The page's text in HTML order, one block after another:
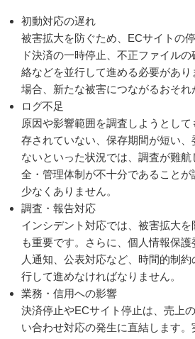
初動対応の遅れ
被害拡大を防ぐため、ECサイトの
ド決済の一時停止、不正ファイル
絡などを並行して進める必要があり
場合、新たな被害につながるおそれ
ログ不足
原因や影響範囲を調査しようとし
存されていない、保存期間が短い
ないといった状況では、調査が難
全・管理体制が不十分であることが
少なくありません。
調査・報告対応
インシデント対応では、被害拡大
も重要です。さらに、個人情報保
人通知、公表対応など、時間的制
行して進めなければなりません。
業務・信用への影響
決済停止やECサイト停止は、売上
い合わせ対応の発生に直結します。